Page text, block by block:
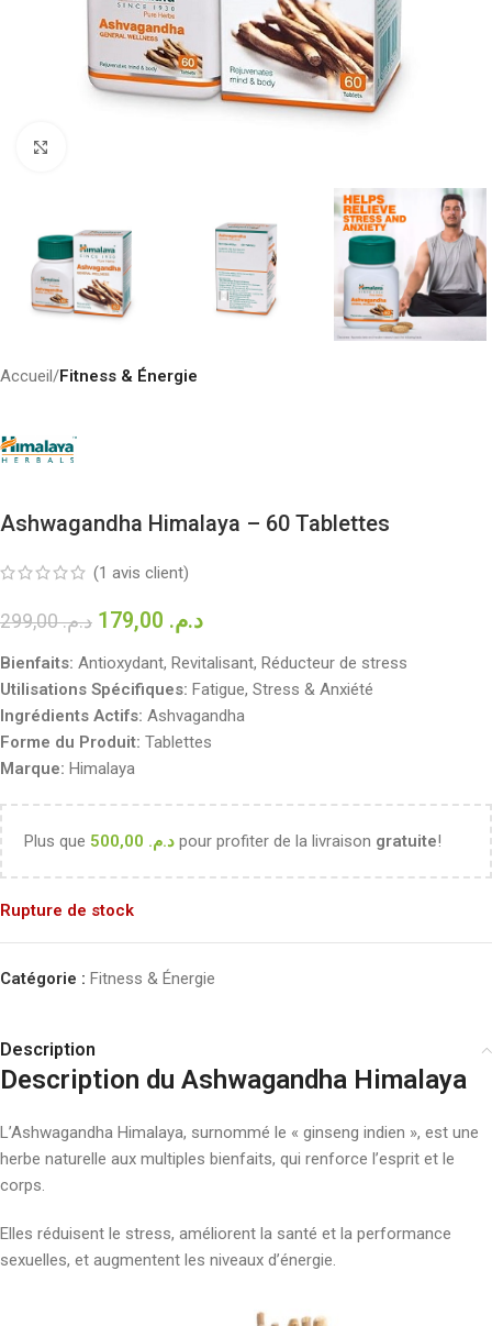
Accueil Fitness & Énergie
Ashwagandha Himalaya – 60 Tablettes
(1 avis client)
د.م.299,00 د.م.
Bienfaits: Antioxydant, Revitalisant, Réducteur de stress
Utilisations Spécifiques: Fatigue, Stress & Anxiété
Ingrédients Actifs: Ashvagandha
Forme du Produit: Tablettes
Marque: Himalaya
Plus que د.م. pour profiter de la livraison gratuite!
Rupture de stock
Catégorie : Fitness & Énergie
Description
Description du Ashwagandha Himalaya
L’Ashwagandha Himalaya, surnommé le « ginseng indien », est une
herbe naturelle aux multiples bienfaits, qui renforce l’esprit et le
corps.
Elles réduisent le stress, améliorent la santé et la performance
sexuelles, et augmentent les niveaux d’énergie.